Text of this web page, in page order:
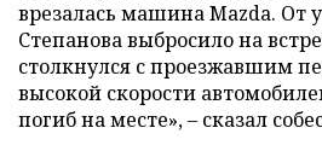
врезалась машина Mazda. От
Степанова выбросило на
столкнулся с проезжавшим
высокой скорости
погиб на месте», – сказал